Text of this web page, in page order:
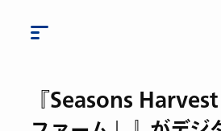
『Seasons